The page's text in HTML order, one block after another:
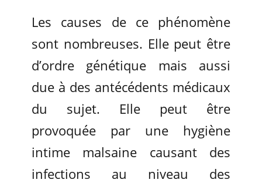
Les causes de ce phénomène
sont nombreuses. Elle peut être
d’ordre génétique mais aussi
due à des antécédents médicaux
du sujet. Elle peut être
provoquée par une hygiène
intime malsaine causant des
infections au niveau des